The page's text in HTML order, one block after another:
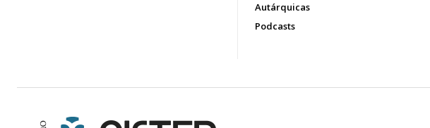
Autárquicas
Podcasts